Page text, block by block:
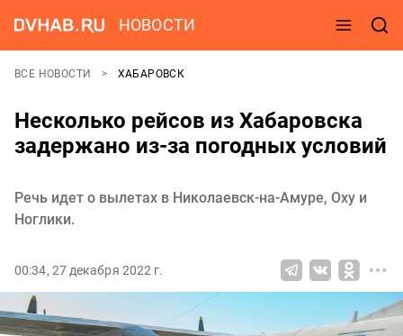
НОВОСТИ
ВСЕ НОВОСТИ ХАБАРОВСК
Несколько рейсов из Хабаровска
задержано из-за погодных условий
Речь идет о вылетах в Николаевск-на-Амуре, Оху и
Ноглики.
00:34, 27 декабря 2022 г.